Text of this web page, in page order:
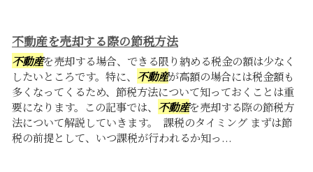
不動産を売却する際の節税方法
不動産を売却する場合、できる限り納める税金の額は少なく
したいところです。特に、 不動産が高額の場合には税金額も
多くなってくるため、節税方法について知っておくことは重
要になります。この記事では、 不動産を売却する際の節税方
法について解説していきます。 課税のタイミング まずは節
税の前提として、いつ課税が行われるか知っ...